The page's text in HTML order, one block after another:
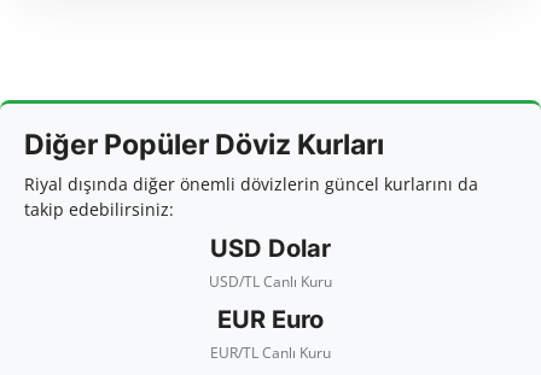
Diğer Popüler Döviz Kurları
Riyal dışında diğer önemli dövizlerin güncel kurlarını da
takip edebilirsiniz:
USD Dolar
USD/TL Canlı Kuru
EUR Euro
EUR/TL Canlı Kuru